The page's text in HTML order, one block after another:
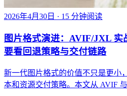
2026年4月30日 · 15 分钟阅读
图片格式演进：AVIF/JXL 实
要看回退策略与交付链路
新一代图片格式的价值不只是更小
本和资源交付策略。本文从 AVIF